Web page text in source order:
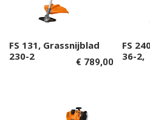
Toevoegen aan
winkelwagen
FS 131, Grassnijblad
230-2
€ 789,00
FS
36-2,